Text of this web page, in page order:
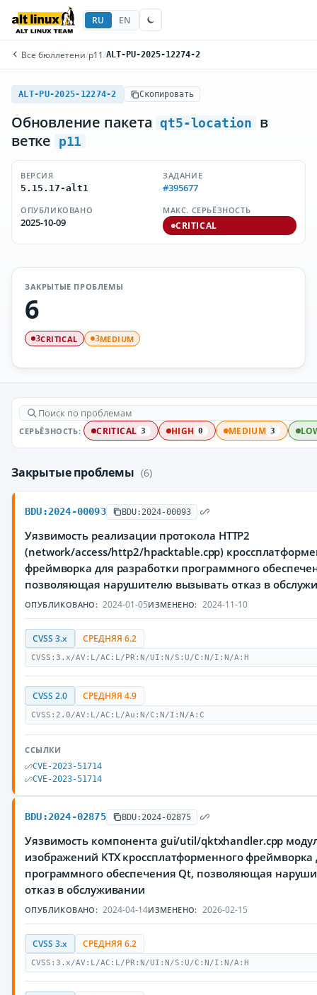
RU EN
Все бюллетени/p11 /ALT-PU-2025-12274-2
ALT-PU-2025-12274-2 Скопировать
Обновление пакета qt5-location
в
ветке
p11
ВЕРСИЯ
5.15.17-alt1
ЗАДАНИЕ
#395677
ОПУБЛИКОВАНО
2025-10-09
МАКС. СЕРЬЁЗНОСТЬ
CRITICAL
ЗАКРЫТЫЕ ПРОБЛЕМЫ
6
3CRITICAL 3MEDIUM
СЕРЬЁЗНОСТЬ: CRITICAL 3 HIGH 0 MEDIUM 3
Закрытые проблемы (6)
BDU:2024-00093 BDU:2024-00093
Уязвимость реализации протокола HTTP2
(network/access/http2/hpacktable.cpp)
фреймворка для разработки программного
позволяющая нарушителю вызывать отказ в
ОПУБЛИКОВАНО: 2024-01-05ИЗМЕНЕНО: 2024-11-10
CVSS 3.x СРЕДНЯЯ 6.2
CVSS:3.x/AV:L/AC:L/PR:N/UI:N/S:U/C:N/I:N/A:H
CVSS 2.0 СРЕДНЯЯ 4.9
CVSS:2.0/AV:L/AC:L/Au:N/C:N/I:N/A:C
ССЫЛКИ
CVE-2023-51714
CVE-2023-51714
BDU:2024-02875 BDU:2024-02875
Уязвимость компонента gui/util/qktxhandler.cpp
изображений KTX кроссплатформенного фреймворка
программного обеспечения Qt, позволяющая
отказ в обслуживании
ОПУБЛИКОВАНО: 2024-04-14ИЗМЕНЕНО: 2026-02-15
CVSS 3.x СРЕДНЯЯ 6.2
CVSS:3.x/AV:L/AC:L/PR:N/UI:N/S:U/C:N/I:N/A:H